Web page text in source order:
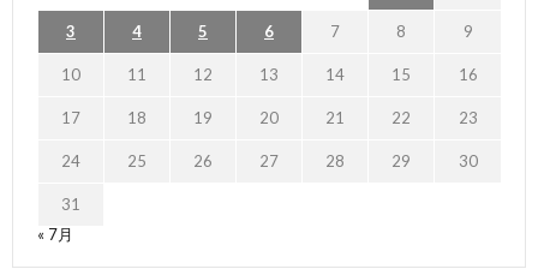
3 4 5 6 7 8 9
10 11 12 13 14 15 16
17 18 19 20 21 22 23
24 25 26 27 28 29 30
31
« 7月